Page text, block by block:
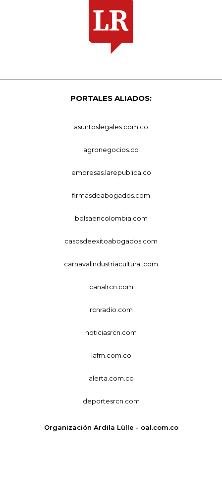
PORTALES ALIADOS:
asuntoslegales.com.co
agronegocios.co
empresas.larepublica.co
firmasdeabogados.com
bolsaencolombia.com
casosdeexitoabogados.com
carnavalindustriacultural.com
canalrcn.com
rcnradio.com
noticiasrcn.com
lafm.com.co
alerta.com.co
deportesrcn.com
Organización Ardila Lülle - oal.com.co